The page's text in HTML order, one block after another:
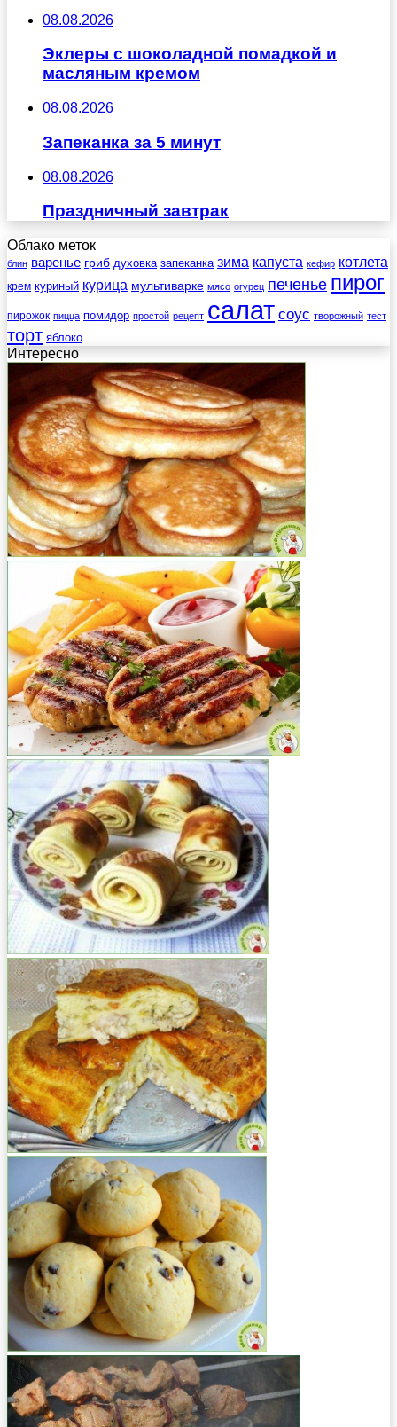
08.08.2026
Эклеры с шоколадной помадкой и
масляным кремом
08.08.2026
Запеканка за 5 минут
08.08.2026
Праздничный завтрак
Облако меток
блин варенье гриб духовка запеканка зима капуста кефир котлета
крем куриный курица мультиварке мясо огурец печенье пирог
пирожок пицца помидор простой рецепт салат соус творожный тест
торт яблоко
Интересно